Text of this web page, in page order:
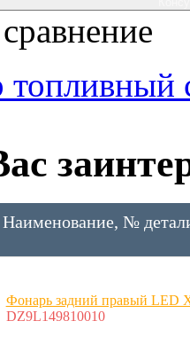
топливный
Наименование, №
Фонарь задний правый LED
DZ9L149810010